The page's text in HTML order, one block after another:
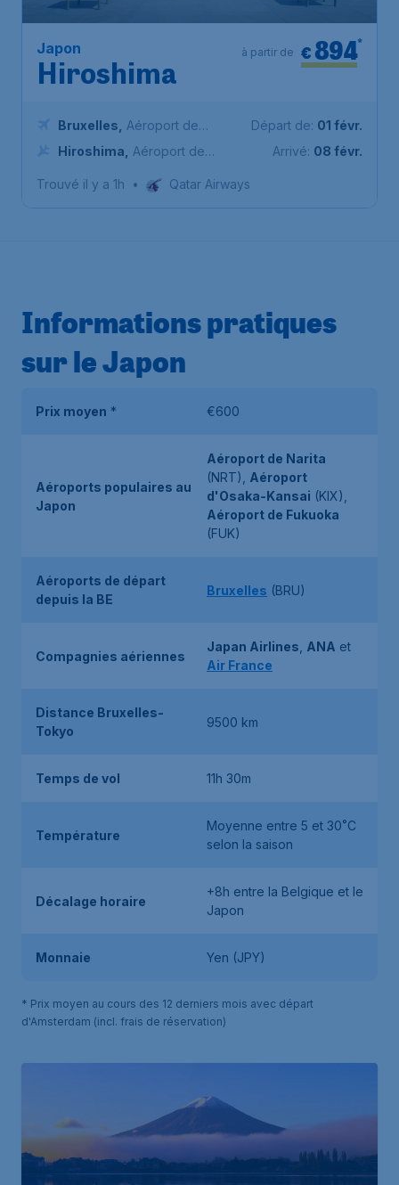
Japon
Hiroshima
€ 894*
à partir de
Bruxelles
Aéroport de
Bruxelles-National
Hiroshima
Aéroport de
Départ de: 01 févr.
Arrivé: 08 févr.
Trouvé il y a 1h • Qatar Airways
Informations pratiques
sur le Japon
Prix moyen * €600
Aéroports populaires au
Japon
Aéroport de Narita
(NRT), Aéroport
d'Osaka-Kansai (KIX),
Aéroport de Fukuoka
(FUK)
Aéroports de départ
depuis la BE
Bruxelles (BRU)
Compagnies aériennes
Japan Airlines ANA et
Air France
Distance Bruxelles-
Tokyo
9500 km
Temps de vol 11h 30m
Température
Moyenne entre 5 et 30˚C
selon la saison
Décalage horaire
+8h entre la Belgique et le
Japon
Monnaie Yen (JPY)
* Prix moyen au cours des 12 derniers mois avec départ
d'Amsterdam (incl. frais de réservation)